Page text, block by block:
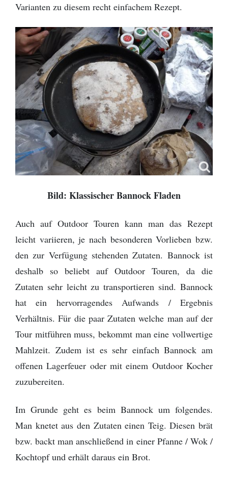
Varianten zu diesem recht einfachem Rezept.
Bild: Klassischer Bannock Fladen
Auch auf Outdoor Touren kann man das Rezept
leicht variieren, je nach besonderen Vorlieben bzw.
den zur Verfügung stehenden Zutaten. Bannock ist
deshalb so beliebt auf Outdoor Touren, da die
Zutaten sehr leicht zu transportieren sind. Bannock
hat ein hervorragendes Aufwands / Ergebnis
Verhältnis. Für die paar Zutaten welche man auf der
Tour mitführen muss, bekommt man eine vollwertige
Mahlzeit. Zudem ist es sehr einfach Bannock am
offenen Lagerfeuer oder mit einem Outdoor Kocher
zuzubereiten.
Im Grunde geht es beim Bannock um folgendes.
Man knetet aus den Zutaten einen Teig. Diesen brät
bzw. backt man anschließend in einer Pfanne / Wok /
Kochtopf und erhält daraus ein Brot.
Provinz Västergötland
Provinz Östergötland
Provinz Småland
Provinz Halland
Provinz Blekinge
Provinz Skåne